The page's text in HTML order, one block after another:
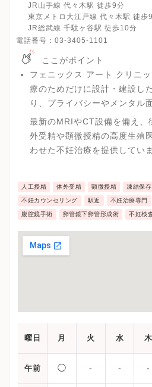
JR山手線 代々木駅 徒歩9分
東京メトロ大江戸線 代々木駅 徒歩
JR総武線 千駄ヶ谷駅 徒歩10分
電話番号： 03-3405-1101
ここがポイント
フェニックス アート クリニ
療のためだけに設計・建設し
り、プライバシーやメンタル
れています。
最新のMRIやCT設備を備え、
外受精や顕微授精の高度生殖
わせた不妊治療を提供してい
人工授精 体外受精 顕微授精 凍結保存
不妊カウンセリング 駅近 不妊治療専門
腹腔鏡手術 卵管鏡下卵管形成術 不妊検
曜日 月 火 水 木
午前 ◯ - - -